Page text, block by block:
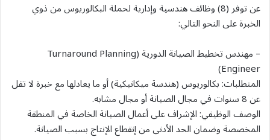
عن توفر (8) وظائف هندسية وإدارية لحملة البكالوريوس من ذوي
الخبرة على النحو التالي:
– مهندس تخطيط الصيانة الدورية (Turnaround Planning
Engineer)
المتطلبات: بكالوريوس (هندسة ميكانيكية) أو ما يعادلها مع خبرة لا تقل
عن 8 سنوات في مجال الصيانة أو مجال مشابه.
الوصف الوظيفي: الإشراف على أعمال الصيانة الخاصة في المنطقة
المخصصة وضمان الحد الأدنى من إنقطاع الإنتاج بسبب الصيانة.